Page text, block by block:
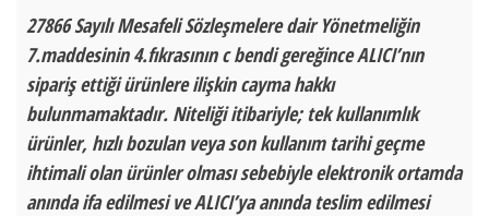
27866 Sayılı Mesafeli Sözleşmelere dair Yönetmeliğin
7.maddesinin 4.fıkrasının c bendi gereğince ALICI’nın
sipariş ettiği ürünlere ilişkin cayma hakkı
bulunmamaktadır. Niteliği itibariyle; tek kullanımlık
ürünler, hızlı bozulan veya son kullanım tarihi geçme
ihtimali olan ürünler olması sebebiyle elektronik ortamda
anında ifa edilmesi ve ALICI’ya anında teslim edilmesi